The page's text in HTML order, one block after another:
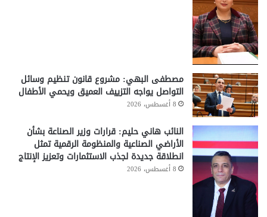
مصطفى البهي: مشروع قانون تنظيم وسائل
التواصل يواجه التزييف العميق ويحمي الأطفال
8 أغسطس، 2026
النائب هاني حليم: قرارات وزير الصناعة بشأن
الأراضي الصناعية والمنظومة الرقمية تمثل
انطلاقة جديدة لجذب الاستثمارات وتعزيز الإنتاج
8 أغسطس، 2026